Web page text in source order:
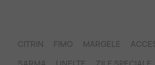
CITRIN FIMO MARGELE